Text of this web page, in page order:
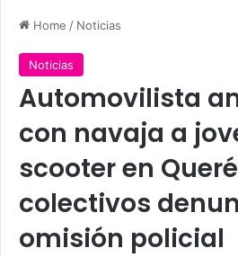
Home / Noticias
Noticias
Automovilista
con navaja a
scooter en
colectivos
omisión policial